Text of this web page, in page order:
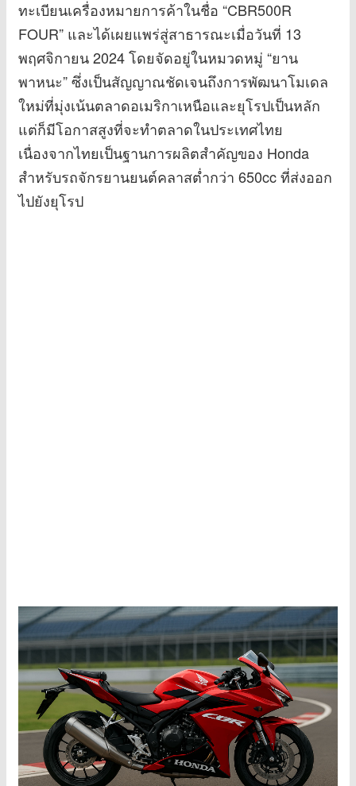
ทะเบียนเครื่องหมายการค้าในชื่อ “CBR500R
FOUR” และได้เผยแพร่สู่สาธารณะเมื่อวันที่ 13
พฤศจิกายน 2024 โดยจัดอยู่ในหมวดหมู่ “ยาน
พาหนะ” ซึ่งเป็นสัญญาณชัดเจนถึงการพัฒนาโมเดล
ใหม่ที่มุ่งเน้นตลาดอเมริกาเหนือและยุโรปเป็นหลัก
แต่ก็มีโอกาสสูงที่จะทำตลาดในประเทศไทย
เนื่องจากไทยเป็นฐานการผลิตสำคัญของ Honda
สำหรับรถจักรยานยนต์คลาสต่ำกว่า 650cc ที่ส่งออก
ไปยังยุโรป